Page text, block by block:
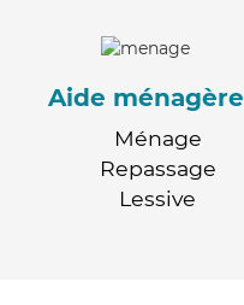
Aide ménagère
Ménage
Repassage
Lessive